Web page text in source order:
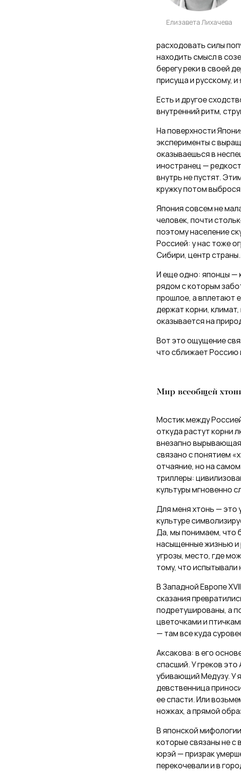
Елизавета Лихачева
расходовать силы
находить смысл в
берегу реки в своей
присуща и русскому,
Есть и другое
внутренний ритм,
На поверхности
эксперименты с
оказываешься в
иностранец —
внутрь не пустят.
кружку потом
Япония совсем не
человек, почти
поэтому население
Россией: у нас тоже
Сибири, центр
И еще одно: японцы —
рядом с которым
прошлое, а вплетают
держат корни,
оказывается на
Вот это ощущение
что сближает Россию
Мир всеобщей
Мостик между
откуда растут корни
внезапно
связано с понятием
отчаяние, но на
триллеры:
культуры мгновенно
Для меня хтонь — это
культуре
Да, мы понимаем, что
насыщенные жизнью и
угрозы, место, где
тому, что
В Западной Европе
сказания
подретушированы, а
цветочками и
— там все куда
Аксакова: в его
спасший. У греков
убивающий Медузу. У
девственница
ее спасти. Или
ножках, а прямой
В японской
которые связаны не
юрэй — призрак
перекочевали и в